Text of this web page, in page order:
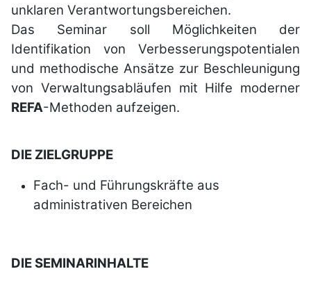
unklaren Verantwortungsbereichen.
Das Seminar soll Möglichkeiten der
Identifikation von Verbesserungspotentialen
und methodische Ansätze zur Beschleunigung
von Verwaltungsabläufen mit Hilfe moderner
REFA-Methoden aufzeigen.
DIE ZIELGRUPPE
Fach- und Führungskräfte aus
administrativen Bereichen
DIE SEMINARINHALTE